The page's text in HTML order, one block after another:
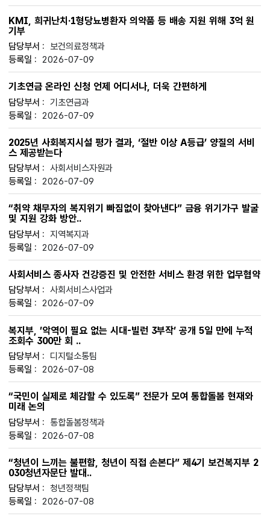
KMI, 희귀난치·1형당뇨병환자 의약품 등 배송 지원 위해 3억 원
기부
보건의료정책과
2026-07-09
기초연금 온라인 신청 언제 어디서나, 더욱 간편하게
기초연금과
2026-07-09
2025년 사회복지시설 평가 결과, ‘절반 이상 A등급’ 양질의 서비
스 제공받는다
사회서비스자원과
2026-07-09
“취약 채무자의 복지위기 빠짐없이 찾아낸다” 금융 위기가구 발굴
및 지원 강화 방안..
지역복지과
2026-07-09
사회서비스 종사자 건강증진 및 안전한 서비스 환경 위한 업무협약
사회서비스사업과
2026-07-09
복지부, ’악역이 필요 없는 시대-빌런 3부작’ 공개 5일 만에 누적
조회수 300만 회 ..
디지털소통팀
2026-07-08
“국민이 실제로 체감할 수 있도록” 전문가 모여 통합돌봄 현재와
미래 논의
통합돌봄정책과
2026-07-08
“청년이 느끼는 불편함, 청년이 직접 손본다” 제4기 보건복지부 2
030청년자문단 발대..
청년정책팀
2026-07-08